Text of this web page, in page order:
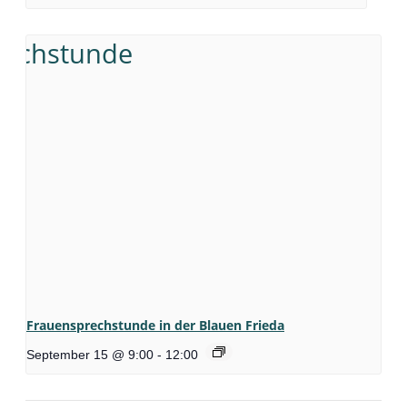
Frauensprechstunde in der Blauen Frieda
September 15 @ 9:00 - 12:00